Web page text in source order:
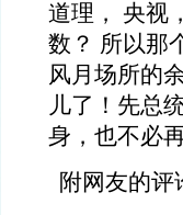
道理， 央视
数？ 所以那
风月场所的
儿了！先总
身，也不必
附网友的